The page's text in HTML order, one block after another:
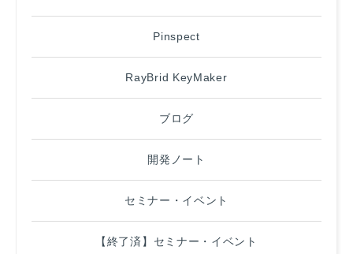
Pinspect
RayBrid KeyMaker
ブログ
開発ノート
セミナー・イベント
【終了済】セミナー・イベント